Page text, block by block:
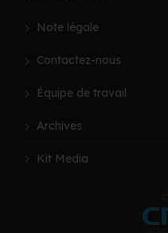
Note légale
Contactez-nous
Équipe de travail
Archives
Kit Media